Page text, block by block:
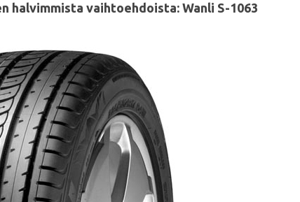
halvimmista vaihtoehdoista: Wanli S-1063